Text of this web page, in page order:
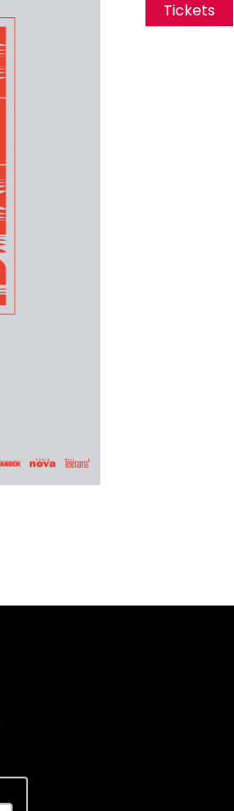
Tickets